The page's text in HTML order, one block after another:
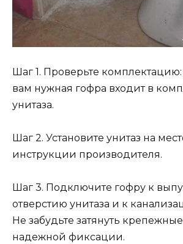
Шаг 1. Проверьте комплектацию:
вам нужная гофра входит в
унитаза.
Шаг 2. Установите унитаз на
инструкции производителя.
Шаг 3. Подключите гофру к
отверстию унитаза и к
Не забудьте затянуть
надежной фиксации.